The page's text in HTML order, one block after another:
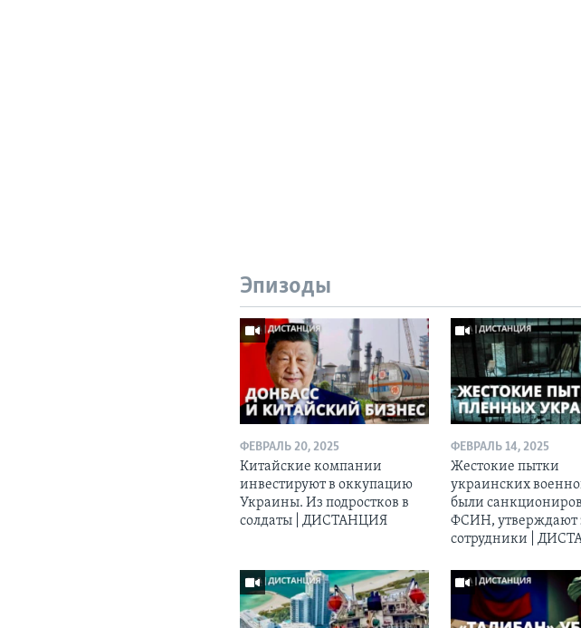
Эпизоды
ФЕВРАЛЬ 20, 2025
Китайские компании
инвестируют в оккупацию
Украины. Из подростков в
солдаты | ДИСТАНЦИЯ
ФЕВРАЛЬ 14, 2025
Жестокие пытки
украинских
были
ФСИН, утверждают
сотрудники |